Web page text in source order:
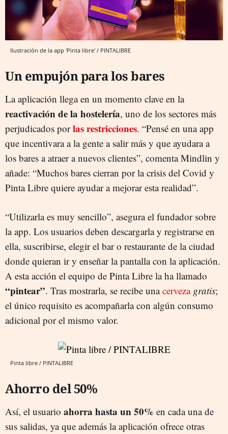
Ilustración de la app 'Pinta libre' / PINTALIBRE
Un empujón para los bares
La aplicación llega en un momento clave en la
reactivación de la hostelería, uno de los sectores más
perjudicados porlas restricciones. “Pensé en una app
que incentivara a la gente a salir más y que ayudara a
los bares a atraer a nuevos clientes”, comenta Mindlin y
añade: “Muchos bares cierran por la crisis del Covid y
Pinta Libre quiere ayudar a mejorar esta realidad”.
“Utilizarla es muy sencillo”, asegura el fundador sobre
la app. Los usuarios deben descargarla y registrarse en
ella, suscribirse, elegir el bar o restaurante de la ciudad
donde quieran ir y enseñar la pantalla con la aplicación.
A esta acción el equipo de Pinta Libre la ha llamado
“pintear”. Tras mostrarla, se recibe unacerveza gratis;
el único requisito es acompañarla con algún consumo
adicional por el mismo valor.
Pinta libre / PINTALIBRE
Ahorro del 50%
Así, el usuario ahorra hasta un 50% en cada una de
sus salidas, ya que además la aplicación ofrece otras